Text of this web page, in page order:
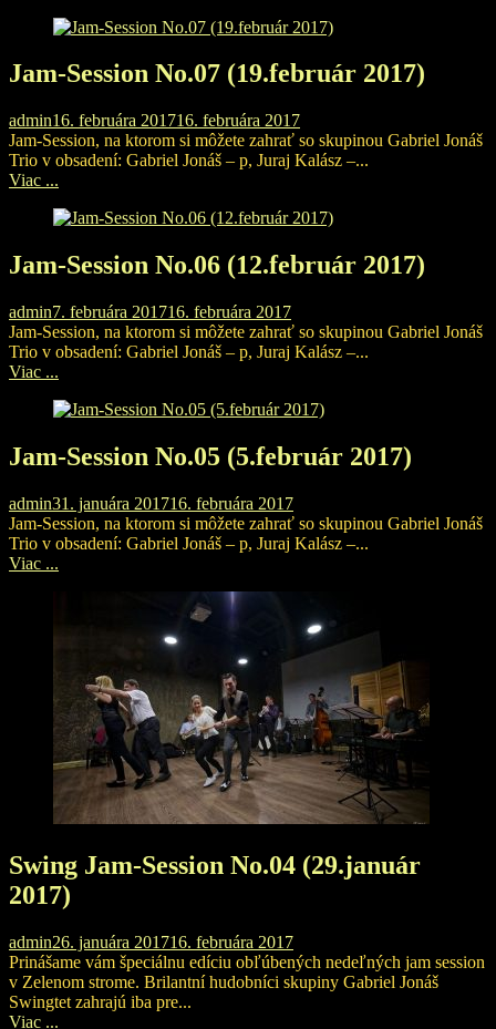
Jam-Session No.07 (19.február 2017)
admin16. februára 201716. februára 2017
Jam-Session, na ktorom si môžete zahrať so skupinou Gabriel Jonáš
Trio v obsadení: Gabriel Jonáš – p, Juraj Kalász –...
Viac ...
Jam-Session No.06 (12.február 2017)
admin7. februára 201716. februára 2017
Jam-Session, na ktorom si môžete zahrať so skupinou Gabriel Jonáš
Trio v obsadení: Gabriel Jonáš – p, Juraj Kalász –...
Viac ...
Jam-Session No.05 (5.február 2017)
admin31. januára 201716. februára 2017
Jam-Session, na ktorom si môžete zahrať so skupinou Gabriel Jonáš
Trio v obsadení: Gabriel Jonáš – p, Juraj Kalász –...
Viac ...
Swing Jam-Session No.04 (29.január
2017)
admin26. januára 201716. februára 2017
Prinášame vám špeciálnu edíciu obľúbených nedeľných jam session
v Zelenom strome. Brilantní hudobníci skupiny Gabriel Jonáš
Swingtet zahrajú iba pre...
Viac ...